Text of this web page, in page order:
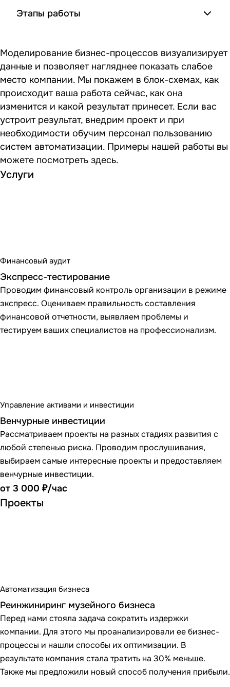
Этапы работы
Моделирование бизнес-процессов визуализирует
данные и позволяет нагляднее показать слабое
место компании. Мы покажем в блок-схемах, как
происходит ваша работа сейчас, как она
изменится и какой результат принесет. Если вас
устроит результат, внедрим проект и при
необходимости обучим персонал пользованию
систем автоматизации. Примеры нашей работы вы
можете посмотреть здесь.
Услуги
Финансовый аудит
Экспресс-тестирование
Проводим финансовый контроль организации в режиме
экспресс. Оцениваем правильность составления
финансовой отчетности, выявляем проблемы и
тестируем ваших специалистов на профессионализм.
Управление активами и инвестиции
Венчурные инвестиции
Рассматриваем проекты на разных стадиях развития с
любой степенью риска. Проводим прослушивания,
выбираем самые интересные проекты и предоставляем
венчурные инвестиции.
от 3 000 ₽/час
Проекты
Автоматизация бизнеса
Реинжиниринг музейного бизнеса
Перед нами стояла задача сократить издержки
компании. Для этого мы проанализировали ее бизнес-
процессы и нашли способы их оптимизации. В
результате компания стала тратить на 30% меньше.
Также мы предложили новый способ получения прибыли.